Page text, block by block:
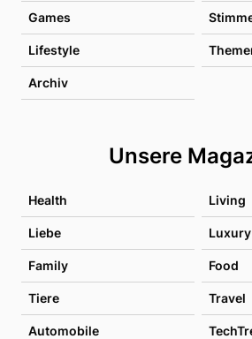
Games
Lifestyle
Archiv
Unsere
Health Living
Liebe Luxury
Family Food
Tiere Travel
Automobile